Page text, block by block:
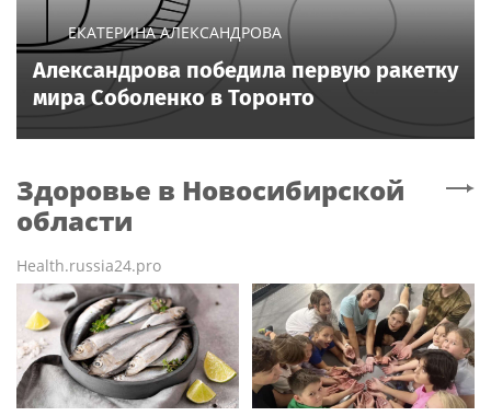
ЕКАТЕРИНА АЛЕКСАНДРОВА
Александрова победила первую ракетку
мира Соболенко в Торонто
Здоровье в Новосибирской
области
Health.russia24.pro